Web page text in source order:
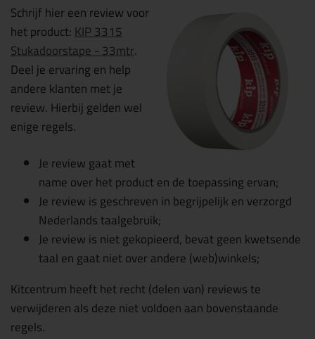
Schrijf hier een review voor
het product:KIP 3315
Stukadoorstape - 33mtr.
Deel je ervaring en help
andere klanten met je
review. Hierbij gelden wel
enige regels.
Je review gaat met
name over het product en de toepassing ervan;
Je review is geschreven in begrijpelijk en verzorgd
Nederlands taalgebruik;
Je review is niet gekopieerd, bevat geen kwetsende
taal en gaat niet over andere (web)winkels;
Kitcentrum heeft het recht (delen van) reviews te
verwijderen als deze niet voldoen aan bovenstaande
regels.